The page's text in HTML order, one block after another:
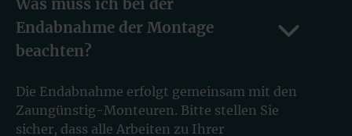
Endabnahme der Montage
beachten?
Die Endabnahme erfolgt gemeinsam mit den
Zaungünstig-Monteuren. Bitte stellen Sie
sicher, dass alle Arbeiten zu Ihrer